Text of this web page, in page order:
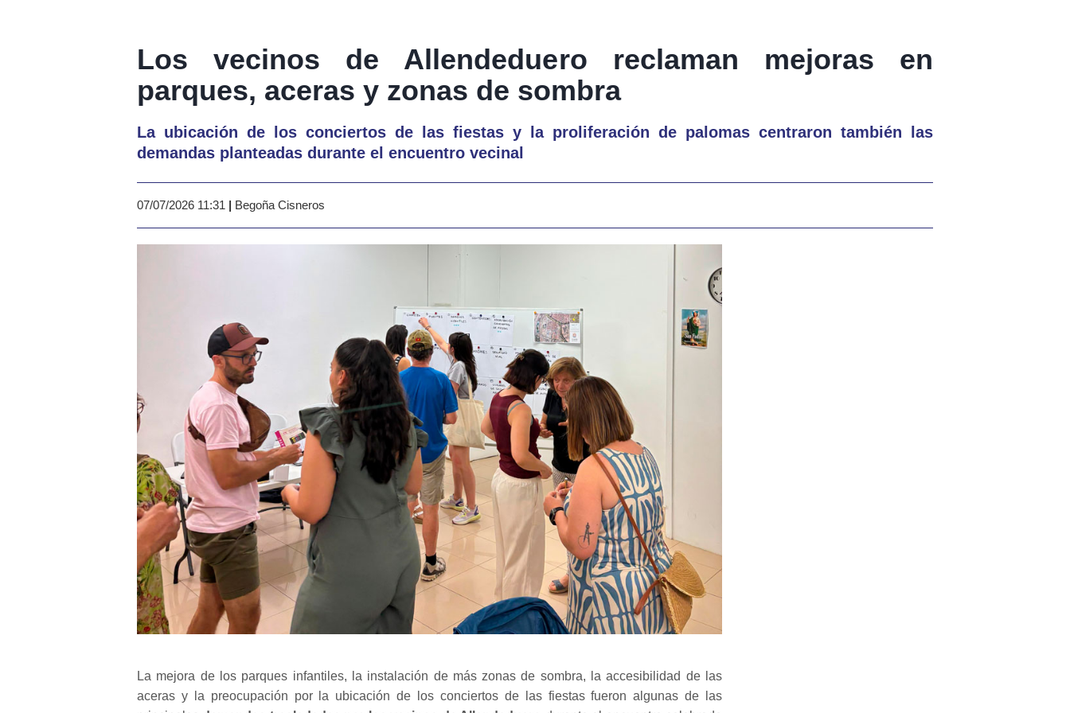
Los vecinos de Allendeduero reclaman mejoras en
parques, aceras y zonas de sombra
La ubicación de los conciertos de las fiestas y la proliferación de palomas centraron también las
demandas planteadas durante el encuentro vecinal
07/07/2026 11:31 | Begoña Cisneros
La mejora de los parques infantiles, la instalación de más zonas de sombra, la accesibilidad de las
aceras y la preocupación por la ubicación de los conciertos de las fiestas fueron algunas de las